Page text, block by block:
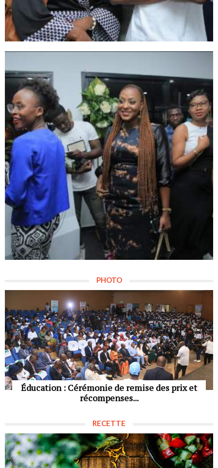
PHOTO
Éducation : Cérémonie de remise des prix et
récompenses...
RECETTE